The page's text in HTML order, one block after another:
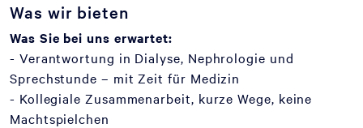
Was wir bieten
Was Sie bei uns erwartet:
- Verantwortung in Dialyse, Nephrologie und
Sprechstunde – mit Zeit für Medizin
- Kollegiale Zusammenarbeit, kurze Wege, keine
Machtspielchen